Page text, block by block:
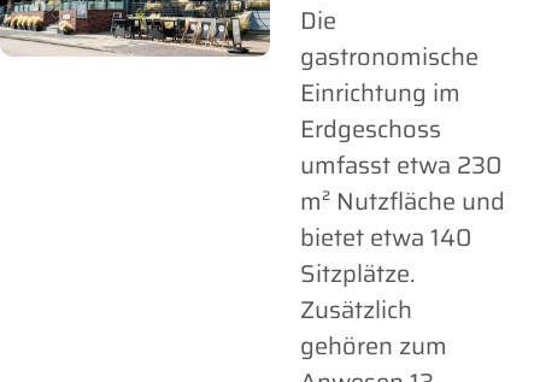
Die
gastronomische
Einrichtung im
Erdgeschoss
umfasst etwa 230
m² Nutzfläche und
bietet etwa 140
Sitzplätze.
Zusätzlich
gehören zum